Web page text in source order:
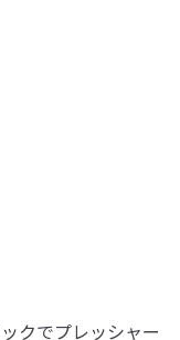
クでプレッシャー